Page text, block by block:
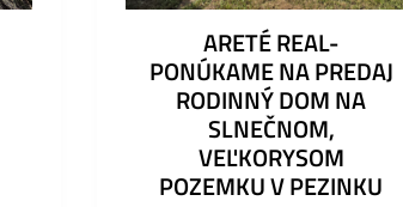
ARETÉ REAL-
PONÚKAME NA PREDAJ
RODINNÝ DOM NA
SLNEČNOM,
VEĽKORYSOM
POZEMKU V PEZINKU